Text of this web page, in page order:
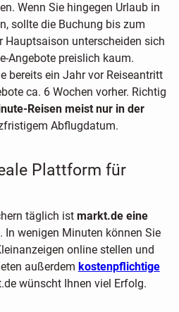
Wenn Sie hingegen Urlaub in
sollte die Buchung bis zum
Hauptsaison unterscheiden sich
Angebote preislich kaum.
bereits ein Jahr vor Reiseantritt
ca. 6 Wochen vorher. Richtig
Reisen meist nur in der
Abflugdatum.
Plattform für
täglich ist markt.de eine
. In wenigen Minuten können Sie
online stellen und
außerdem kostenpflichtige
wünscht Ihnen viel Erfolg.